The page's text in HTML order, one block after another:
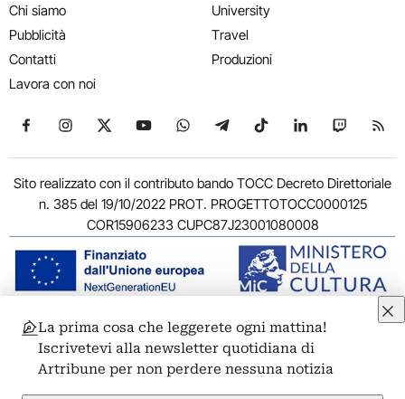
Chi siamo
Pubblicità
Contatti
Lavora con noi
University
Travel
Produzioni
Seguici su Facebook
Seguici su Instagram
Seguici su X
Seguici su YouTube
Seguici su WhatsApp
Seguici su Telegram
Seguici su TikTok
Seguici su
Seguici
Sito realizzato con il contributo bando TOCC Decreto Direttoriale
n. 385 del 19/10/2022 PROT. PROGETTOTOCC0000125
COR15906233 CUPC87J23001080008
© 2011-2026 ARTRIBUNE srl – Corso Vittorio Emanuele II, 287 –
00186 Roma - P.I. 11381581005
Privacy: Responsabile della protezione dei dati personali
ARTRIBUNE srl – Corso Vittorio Emanuele II, 287 – 00186 Roma
La prima cosa che leggerete ogni mattina!
Iscrivetevi alla newsletter quotidiana di
Artribune per non perdere nessuna notizia